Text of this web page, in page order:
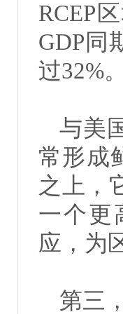
RCEP
GDP同
过32%
与美
常形成
之上，
一个更
应，为
第三